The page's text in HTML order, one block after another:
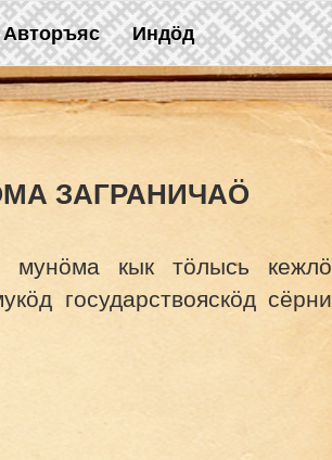
Авторъяс Индӧд
ЗАГРАНИЧАӦ
мунӧма кык тӧлысь кежлӧ
государствояскӧд сёрни